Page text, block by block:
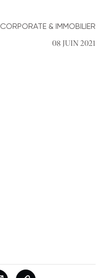
CORPORATE & IMMOBILIER
08 JUIN 2021